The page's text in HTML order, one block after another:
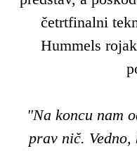
četrtfinalni
Hummels
"Na koncu nam
prav nič.